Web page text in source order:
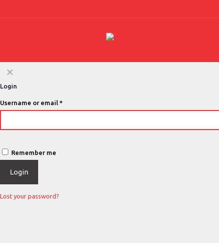
✕
Login
Username or email *
Remember me
Login
Lost your password?